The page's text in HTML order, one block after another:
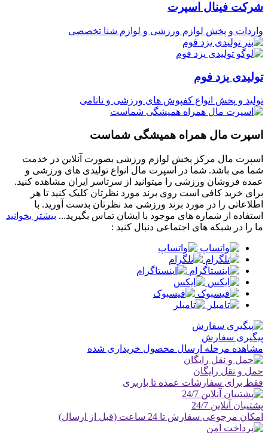
شرکت فینال اسپرت
واردات و پخش لوازم ورزشی و لوازم شنا تخصصی
تولیدی یزد فوم
تولید و پخش انواع کفپوش های ورزشی و تاتامی
اسپرت مال همراه همیشگی شماست
اسپرت مال مرکز پخش لوازم ورزشی بصورت آنلاین در خدمت
شما می باشد. شما در اسپرت مال انواع تولیدی های ورزشی و
عمده فروشان ورزشی را میتوانید از سرتاسر ایران مشاهده کنید.
برای خرید کافی است روی برند مورد نظرتان کلیک کنید تا هر
اطلاعاتی را در مورد برند ورزشی مد نظرتان بدست آورید. با
استفاده از شماره های موجود با ایشان تماس بگیرید... بیشتر بخوانید
ما را در شبکه های اجتماعی دنبال کنید :
پیگیری سفارش
مشاهده مرحله ارسال محصول خریداری شده
حمل و نقل رایگان
فقط برای سفارشات عمده تا باربری
پشتیبان آنلاین 24/7
امکان مرجوعی سفارش تا 24 ساعت (قبل از ارسال)